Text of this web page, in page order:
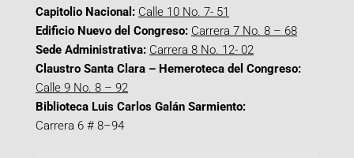
Capitolio Nacional: Calle 10 No. 7- 51
Edificio Nuevo del Congreso: Carrera 7 No. 8 – 68
Sede Administrativa: Carrera 8 No. 12- 02
Claustro Santa Clara – Hemeroteca del Congreso:
Calle 9 No. 8 – 92
Biblioteca Luis Carlos Galán Sarmiento:
Carrera 6 # 8–94